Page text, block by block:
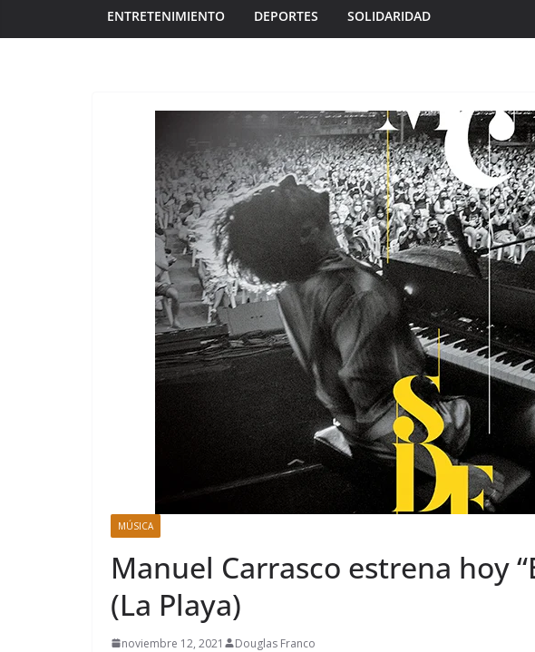
ENTRETENIMIENTO DEPORTES SOLIDARIDAD
MÚSICA
Manuel Carrasco estrena hoy
(La Playa)
noviembre 12, 2021 Douglas Franco
EMPRESARIAL
Latinoamérica
218 millones
beneficio de
2026